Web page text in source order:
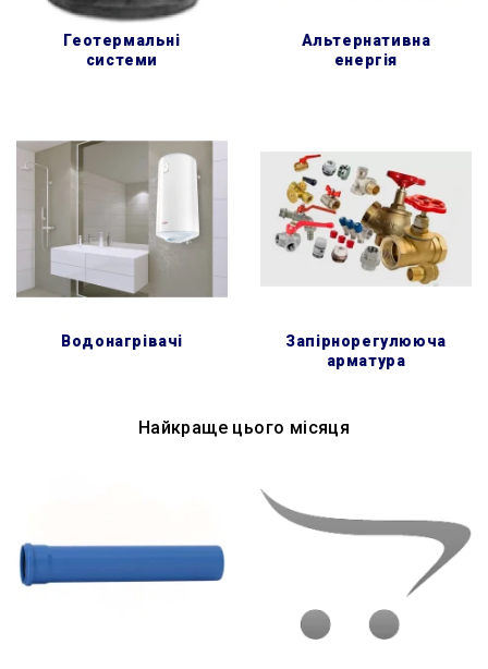
геотермальні
системи
альтернативна
енергія
водонагрівачі
запірнорегулююча
арматура
Найкраще цього місяця